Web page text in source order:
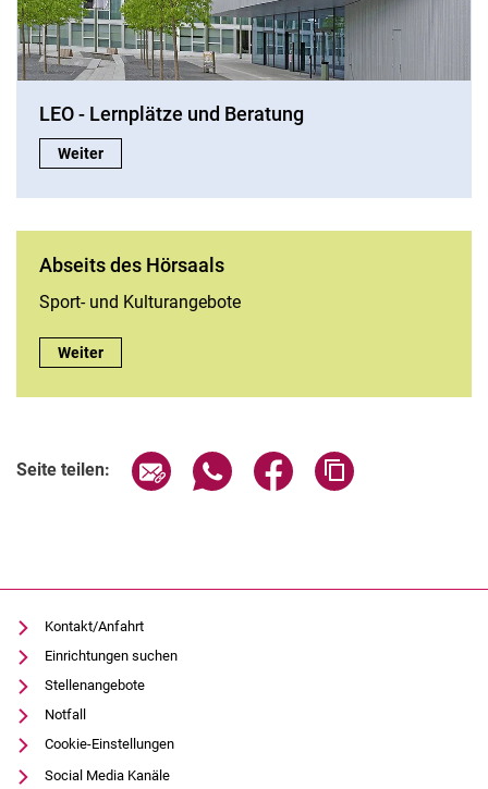
LEO - Lernplätze und Beratung
LEO - Lernplätze und Beratung:
Weiter
Abseits des Hörsaals
Sport- und Kulturangebote
Abseits des Hörsaals:
Weiter
Seite teilen: Seite über E-Mail teilen
Seite über WhatsApp teilen
Seite über Facebook
Kontakt/Anfahrt
Einrichtungen suchen
Stellenangebote
Notfall
Cookie-Einstellungen
Social Media Kanäle